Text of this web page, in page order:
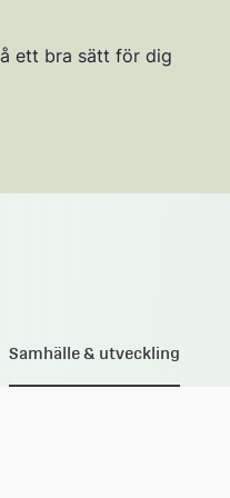
ett bra sätt för dig
Samhälle & utveckling